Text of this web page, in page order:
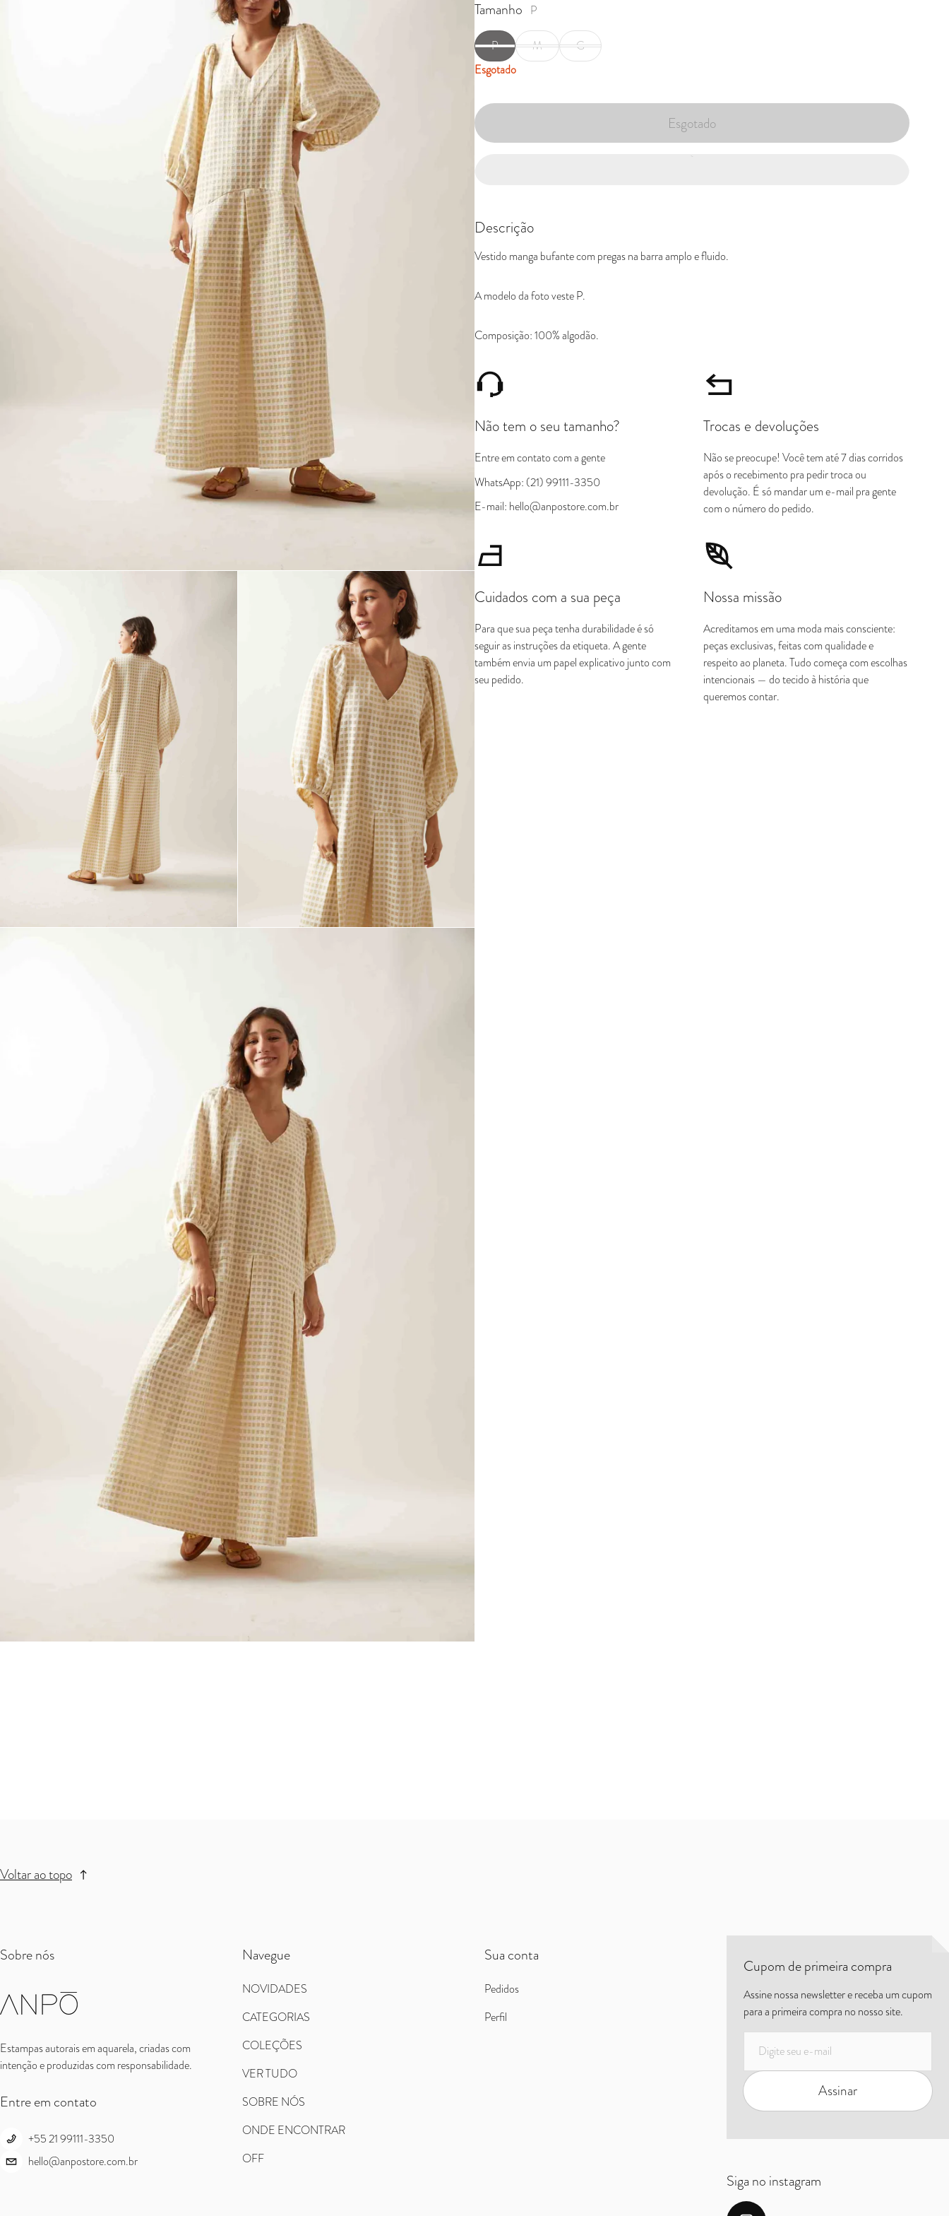
Tamanho P
P M
G
Esgotado
Esgotado
Descrição
Vestido manga bufante com pregas na barra amplo e fluido.
A modelo da foto veste P.
Composição: 100% algodão.
Não tem o seu tamanho?
Entre em contato com a gente
WhatsApp: (21) 99111-3350
E-mail: hello@anpostore.com.br
Trocas e devoluções
Não se preocupe! Você tem até 7 dias corridos
após o recebimento pra pedir troca ou
devolução. É só mandar um e-mail pra gente
com o número do pedido.
Cuidados com a sua peça
Para que sua peça tenha durabilidade é só
seguir as instruções da etiqueta. A gente
também envia um papel explicativo junto com
seu pedido.
Nossa missão
Acreditamos em uma moda mais consciente:
peças exclusivas, feitas com qualidade e
respeito ao planeta. Tudo começa com escolhas
intencionais — do tecido à história que
queremos contar.
Voltar ao topo
Sobre nós
Estampas autorais em aquarela, criadas com
intenção e produzidas com responsabilidade.
Entre em contato
+55 21 99111-3350
hello@anpostore.com.br
Navegue
NOVIDADES
CATEGORIAS
COLEÇÕES
VER TUDO
SOBRE NÓS
ONDE ENCONTRAR
OFF
Sua conta
Pedidos
Perfil
Cupom de primeira compra
Assine nossa newsletter e receba um cupom
para a primeira compra no nosso site.
Assinar
Siga no instagram